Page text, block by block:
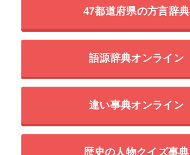
47都道府県の方言辞典
語源辞典オンライン
違い事典オンライン
歴史の人物クイズ事典